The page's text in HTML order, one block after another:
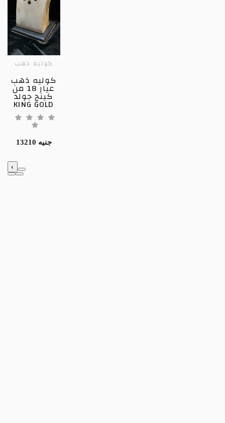
كوليه ذهب
كوليه ذهب
عيار 18 من
كينج جولد
KING GOLD
13210 جنيه
‹